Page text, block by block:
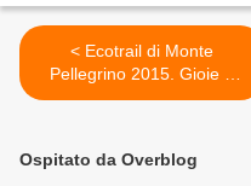
< Ecotrail di Monte
Pellegrino 2015. Gioie e
dolori: il vincitore Francesco
Ospitato da Overblog